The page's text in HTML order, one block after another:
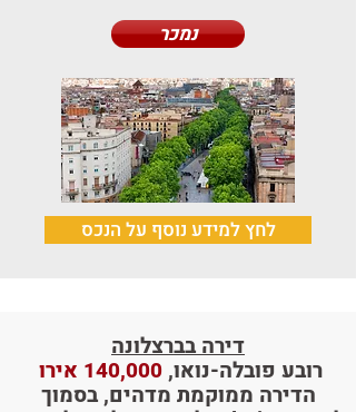
נמכר
לחץ למידע נוסף על הנכס
דירה בברצלונה
רובע פובלה-נואו, 140,000 אירו
הדירה ממוקמת מדהים, בסמוך